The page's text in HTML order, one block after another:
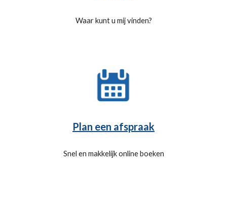
Waar kunt u mij vinden?
Plan een afspraak
Snel en makkelijk online boeken